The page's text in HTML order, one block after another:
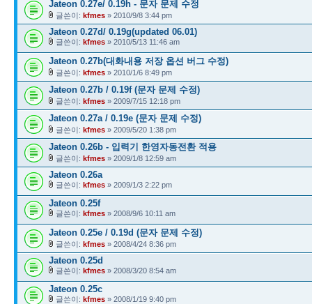
Jateon 0.27e/ 0.19h - 문자 문제 수정
글쓴이: kfmes » 2010/9/8 3:44 pm
Jateon 0.27d/ 0.19g(updated 06.01)
글쓴이: kfmes » 2010/5/13 11:46 am
Jateon 0.27b(대화내용 저장 옵션 버그 수정)
글쓴이: kfmes » 2010/1/6 8:49 pm
Jateon 0.27b / 0.19f (문자 문제 수정)
글쓴이: kfmes » 2009/7/15 12:18 pm
Jateon 0.27a / 0.19e (문자 문제 수정)
글쓴이: kfmes » 2009/5/20 1:38 pm
Jateon 0.26b - 입력기 한영자동전환 적용
글쓴이: kfmes » 2009/1/8 12:59 am
Jateon 0.26a
글쓴이: kfmes » 2009/1/3 2:22 pm
Jateon 0.25f
글쓴이: kfmes » 2008/9/6 10:11 am
Jateon 0.25e / 0.19d (문자 문제 수정)
글쓴이: kfmes » 2008/4/24 8:36 pm
Jateon 0.25d
글쓴이: kfmes » 2008/3/20 8:54 am
Jateon 0.25c
글쓴이: kfmes » 2008/1/19 9:40 pm